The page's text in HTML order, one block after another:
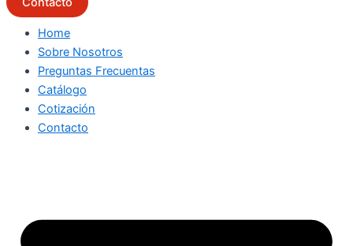
Home
Sobre Nosotros
Preguntas Frecuentas
Catálogo
Cotización
Contacto